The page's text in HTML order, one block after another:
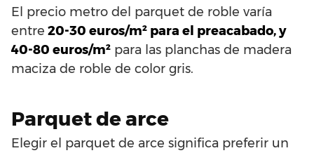
El precio metro del parquet de roble varía
entre 20-30 euros/m² para el preacabado, y
40-80 euros/m² para las planchas de madera
maciza de roble de color gris.
Parquet de arce
Elegir el parquet de arce significa preferir un